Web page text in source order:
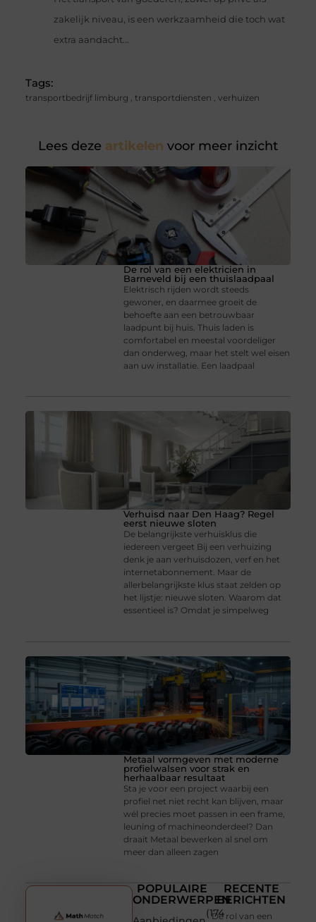
zakelijk niveau, is een werkzaamheid die toch wat
extra aandacht...
Tags:
transportbedrijf limburg , transportdiensten , verhuizen
Lees deze artikelen voor meer inzicht
De rol van een elektricien in
Barneveld bij een thuislaadpaal
Elektrisch rijden wordt steeds
gewoner, en daarmee groeit de
behoefte aan een betrouwbaar
laadpunt bij huis. Thuis laden is
comfortabel en meestal voordeliger
dan onderweg, maar het stelt wel eisen
aan uw installatie. Een laadpaal
Verhuisd naar Den Haag? Regel
eerst nieuwe sloten
De belangrijkste verhuisklus die
iedereen vergeet Bij een verhuizing
denk je aan verhuisdozen, verf en het
internetabonnement. Maar de
allerbelangrijkste klus staat zelden op
het lijstje: nieuwe sloten. Waarom dat
essentieel is? Omdat je simpelweg
Metaal vormgeven met moderne
profielwalsen voor strak en
herhaalbaar resultaat
Sta je voor een project waarbij een
profiel net niet recht kan blijven, maar
wél precies moet passen in een frame,
leuning of machineonderdeel? Dan
draait Metaal bewerken al snel om
meer dan alleen zagen
POPULAIRE
ONDERWERPEN
(174
RECENTE
BERICHTEN
De rol van een